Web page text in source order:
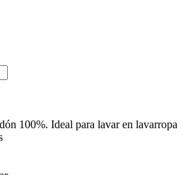
100%. Ideal para lavar en lavarropa